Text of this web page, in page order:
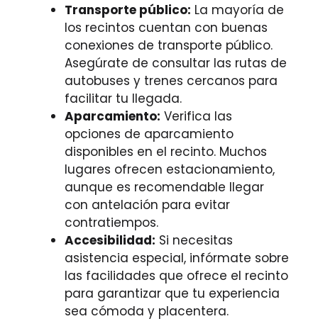
Transporte público: La mayoría de
los recintos cuentan con buenas
conexiones de transporte público.
Asegúrate de consultar las rutas de
autobuses y trenes cercanos para
facilitar tu llegada.
Aparcamiento: Verifica las
opciones de aparcamiento
disponibles en el recinto. Muchos
lugares ofrecen estacionamiento,
aunque es recomendable llegar
con antelación para evitar
contratiempos.
Accesibilidad: Si necesitas
asistencia especial, infórmate sobre
las facilidades que ofrece el recinto
para garantizar que tu experiencia
sea cómoda y placentera.